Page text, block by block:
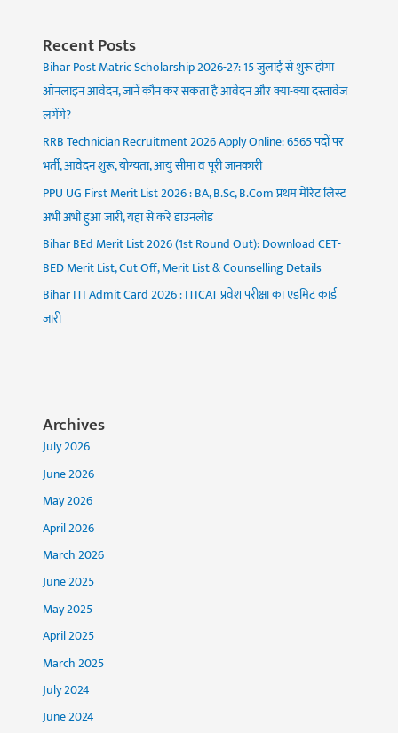
Recent Posts
Bihar Post Matric Scholarship 2026-27: 15 जुलाई से शुरू होगा
ऑनलाइन आवेदन, जानें कौन कर सकता है आवेदन और क्या-क्या दस्तावेज
लगेंगे?
RRB Technician Recruitment 2026 Apply Online: 6565 पदों पर
भर्ती, आवेदन शुरू, योग्यता, आयु सीमा व पूरी जानकारी
PPU UG First Merit List 2026 : BA, B.Sc, B.Com प्रथम मेरिट लिस्ट
अभी अभी हुआ जारी, यहां से करें डाउनलोड
Bihar BEd Merit List 2026 (1st Round Out): Download CET-
BED Merit List, Cut Off, Merit List & Counselling Details
Bihar ITI Admit Card 2026 : ITICAT प्रवेश परीक्षा का एडमिट कार्ड
जारी
Archives
July 2026
June 2026
May 2026
April 2026
March 2026
June 2025
May 2025
April 2025
March 2025
July 2024
June 2024